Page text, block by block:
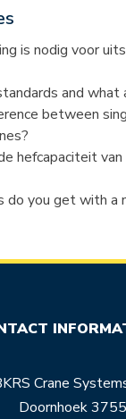
is nodig voor
and what
between
hefcapaciteit
you get with a
Crane
Doornhoek 3755